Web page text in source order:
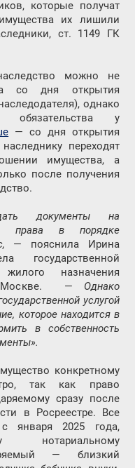
которые получат
их лишили
ст. 1149 ГК
можно не
со дня открытия
однако
у
— со дня открытия
переходят
имущества, а
после получения
документы на
права в порядке
— пояснила Ирина
государственной
назначения
Москве. — Однако
услугой
которое находится в
в собственность
конкретному
так как право
сразу после
в Росреестре. Все
января 2025 года,
нотариальному
— близкий